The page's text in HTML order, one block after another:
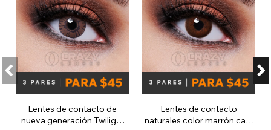
Lentes de contacto de
nueva generación Twilight
Lentes de contacto
naturales color marrón café